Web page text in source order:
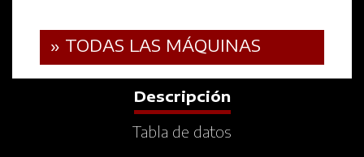
» TODAS LAS MÁQUINAS
Descripción
Tabla de datos